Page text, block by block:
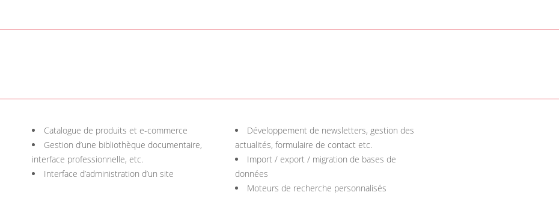
Catalogue de produits et e-commerce
Gestion d’une bibliothèque documentaire,
interface professionnelle, etc.
Interface d’administration d’un site
Développement de newsletters, gestion des
actualités, formulaire de contact etc.
Import / export / migration de bases de
données
Moteurs de recherche personnalisés